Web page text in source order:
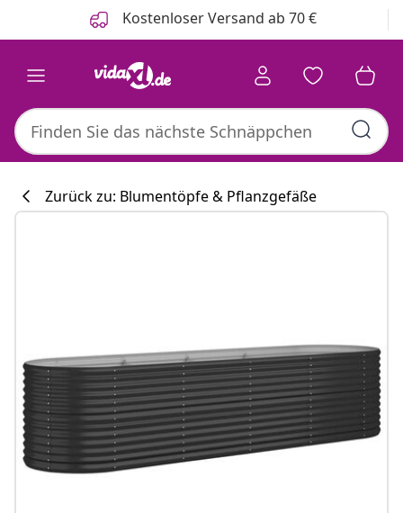
Kostenloser Versand ab 70 €
Zurück zu: Blumentöpfe & Pflanzgefäße